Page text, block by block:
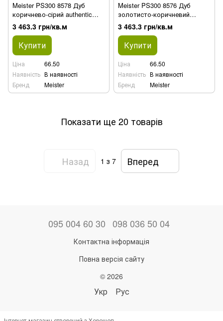
Meister PS300 8578 Дуб
коричнево-сірий authentic
паркетна дошка Residence
3 463.3 грн/кв.м
Купити
Ціна
66.50
Наявність В наявності
Бренд
Meister
Meister PS300 8576 Дуб
золотисто-коричневий
authentic паркетна дошка
Residence
3 463.3 грн/кв.м
Купити
Ціна
66.50
Наявність В наявності
Бренд
Meister
Показати ще 20 товарів
Назад 1 з 7 Вперед
095 004 60 30 098 036 50 04
Контактна інформація
Повна версія сайту
© 2026
Укр Рус